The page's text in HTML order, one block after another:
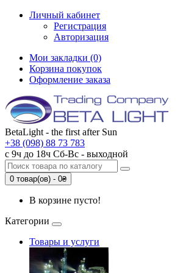
Личный кабинет
Регистрация
Авторизация
Мои закладки (0)
Корзина покупок
Оформление заказа
BetaLight - the first after Sun
+38 (098) 88 73 783
с 9ч до 18ч Сб-Вc - выходной
0 товар(ов) - 0₴
В корзине пусто!
Категории
Товары и услуги